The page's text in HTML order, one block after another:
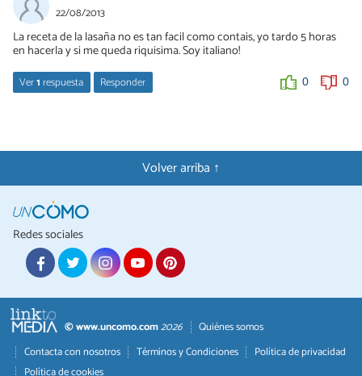
22/08/2013
La receta de la lasaña no es tan facil como contais, yo tardo 5 horas
en hacerla y si me queda riquisima. Soy italiano!
Ver1respuesta Responder 0 0
Comparta entonces la receta, pues la suya debe ser aún más
Volver arriba ↑
Redes sociales
© www.uncomo.com2026
Quiénes somos
Contacta con nosotros
Términos y Condiciones
Política de privacidad
Política de cookies